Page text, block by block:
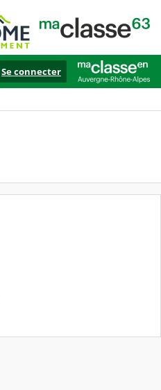
Se connecter